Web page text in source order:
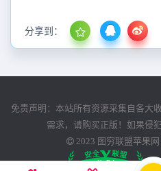
分享到：
免责声明：本站所有资源采集自各大
需求，请购买正版！如果侵
2023 图穷联盟苹果网